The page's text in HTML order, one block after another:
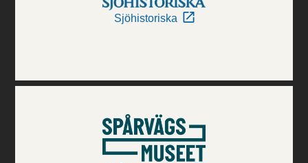
Sjöhistoriska